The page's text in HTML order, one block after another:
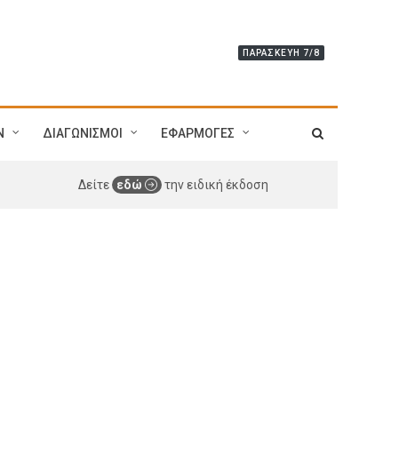
ΠΑΡΑΣΚΕΥΉ 7/8
ΔΙΑΓΩΝΙΣΜΟΙ ΕΦΑΡΜΟΓΕΣ
Δείτε εδώ την ειδική έκδοση